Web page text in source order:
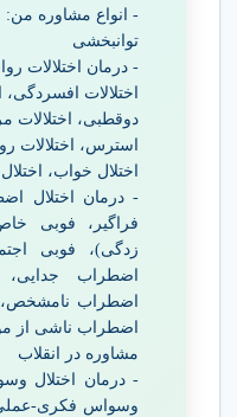
- انواع مشاوره من:
توانبخشی
- درمان اختلالات
اختلالات
دوقطبی، اختلالات
استرس، اختلالات
اختلال خواب،
- درمان اختلال
فراگیر، فوبی
زدگی)، فوبی
اضطراب
اضطراب
اضطراب ناشی از
مشاوره در انقلاب
- درمان اختلال
وسواس فکری-